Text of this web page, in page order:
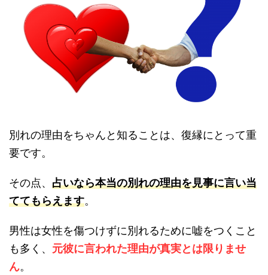
別れの理由をちゃんと知ることは、復縁にとって重
要です。
その点、 占いなら本当の別れの理由を見事に言い当
ててもらえます。
男性は女性を傷つけずに別れるために嘘をつくこと
も多く、 元彼に言われた理由が真実とは限りませ
ん。